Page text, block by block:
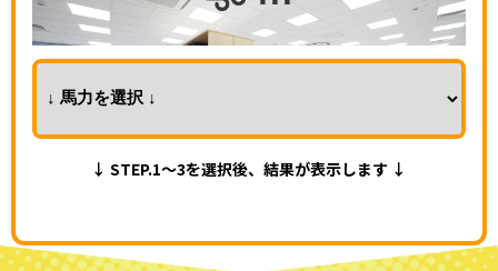
↓ STEP.1～3を選択後、結果が表示します ↓